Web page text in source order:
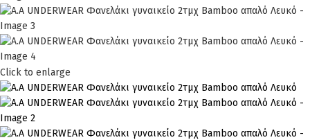
Click to enlarge